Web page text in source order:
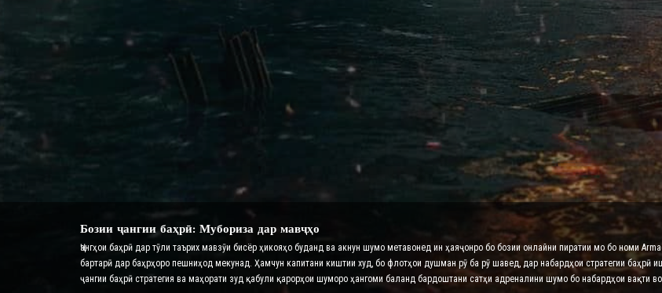
Бозии ҷангии баҳрӣ: Мубориза дар мавҷҳо
Ҷангҳои баҳрӣ дар тӯли таърих мавзӯи бисёр ҳикояҳо буданд ва акнун шумо метавонед ин ҳаяҷонро бо бозии онлайни пиратии мо бо номи
бартарӣ дар баҳрҳоро пешниҳод мекунад. Ҳамчун капитани киштии худ, бо флотҳои душман рӯ ба рӯ шавед, дар набардҳои стратегии баҳрӣ
ҷангии баҳрӣ стратегия ва маҳорати зуд қабули қарорҳои шуморо ҳангоми баланд бардоштани сатҳи адреналини шумо бо набардҳои вақти